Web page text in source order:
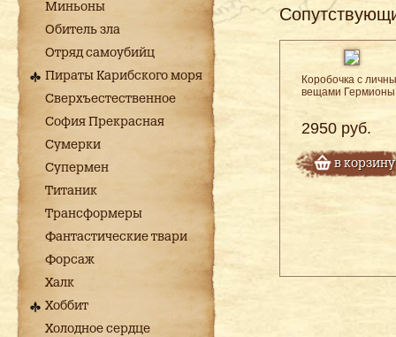
Миньоны
Обитель зла
Отряд самоубийц
Пираты Карибского моря
Сверхъестественное
София Прекрасная
Сумерки
Супермен
Титаник
Трансформеры
Фантастические твари
Форсаж
Халк
Хоббит
Холодное сердце
Коробочка с
вещами Гермионы
2950 руб.
в корзину